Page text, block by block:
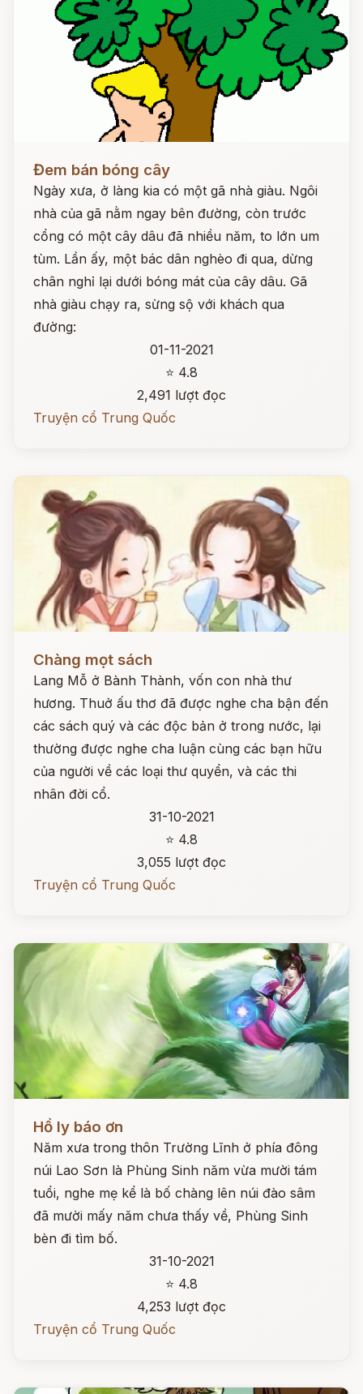
Đem bán bóng cây
Ngày xưa, ở làng kia có một gã nhà giàu. Ngôi
nhà của gã nằm ngay bên đường, còn trước
cổng có một cây dâu đã nhiều năm, to lớn um
tùm. Lần ấy, một bác dân nghèo đi qua, dừng
chân nghỉ lại dưới bóng mát của cây dâu. Gã
nhà giàu chạy ra, sừng sộ với khách qua
đường:
01-11-2021
⭐ 4.8
2,491 lượt đọc
Truyện cổ Trung Quốc
Chàng mọt sách
Lang Mỗ ở Bành Thành, vốn con nhà thư
hương. Thuở ấu thơ đã được nghe cha bận đến
các sách quý và các độc bản ở trong nước, lại
thường được nghe cha luận cùng các bạn hữu
của người về các loại thư quyển, và các thi
nhân đời cổ.
31-10-2021
⭐ 4.8
3,055 lượt đọc
Truyện cổ Trung Quốc
Đọc ngay
Hồ ly báo ơn
Năm xưa trong thôn Trường Lĩnh ở phía đông
núi Lao Sơn là Phùng Sinh năm vừa mười tám
tuổi, nghe mẹ kể là bố chàng lên núi đào sâm
đã mười mấy năm chưa thấy về, Phùng Sinh
bèn đi tìm bố.
31-10-2021
⭐ 4.8
4,253 lượt đọc
Truyện cổ Trung Quốc